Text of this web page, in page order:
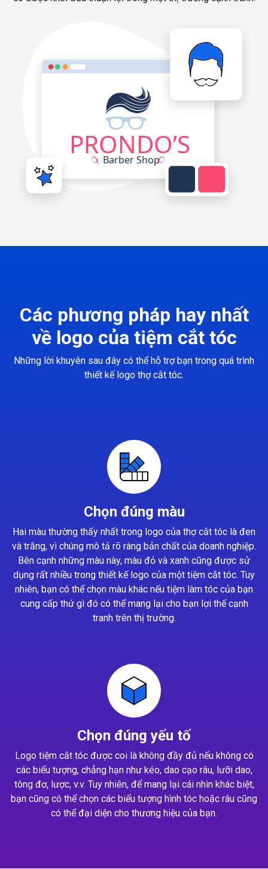
Các phương pháp hay nhất
về logo của tiệm cắt tóc
Những lời khuyên sau đây có thể hỗ trợ bạn trong quá trình
thiết kế logo thợ cắt tóc.
Chọn đúng màu
Hai màu thường thấy nhất trong logo của thợ cắt tóc là đen
và trắng, vì chúng mô tả rõ ràng bản chất của doanh nghiệp.
Bên cạnh những màu này, màu đỏ và xanh cũng được sử
dụng rất nhiều trong thiết kế logo của một tiệm cắt tóc. Tuy
nhiên, bạn có thể chọn màu khác nếu tiệm làm tóc của bạn
cung cấp thứ gì đó có thể mang lại cho bạn lợi thế cạnh
tranh trên thị trường.
Chọn đúng yếu tố
Logo tiệm cắt tóc được coi là không đầy đủ nếu không có
các biểu tượng, chẳng hạn như kéo, dao cạo râu, lưỡi dao,
tông đơ, lược, v.v. Tuy nhiên, để mang lại cái nhìn khác biệt,
bạn cũng có thể chọn các biểu tượng hình tóc hoặc râu cũng
có thể đại diện cho thương hiệu của bạn.